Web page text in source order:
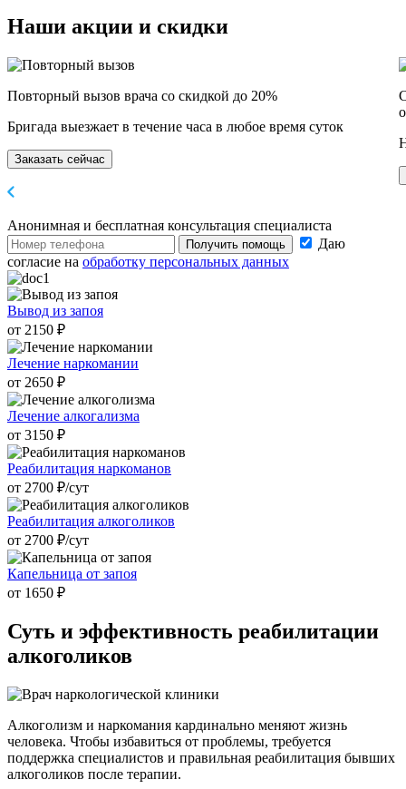
Наши акции и скидки
Повторный вызов врача со скидкой до 20%
Бригада выезжает в течение часа в любое время суток
Заказать сейчас
Анонимная и бесплатная консультация специалиста
Получить помощь
Даю
согласие на обработку персональных данных
Вывод из запоя
от 2150 ₽
Лечение наркомании
от 2650 ₽
Лечение алкогализма
от 3150 ₽
Реабилитация наркоманов
от 2700 ₽/cут
Реабилитация алкоголиков
от 2700 ₽/cут
Капельница от запоя
от 1650 ₽
Суть и эффективность реабилитации
алкоголиков
Алкоголизм и наркомания кардинально меняют жизнь
человека. Чтобы избавиться от проблемы, требуется
поддержка специалистов и правильная реабилитация бывших
алкоголиков после терапии.